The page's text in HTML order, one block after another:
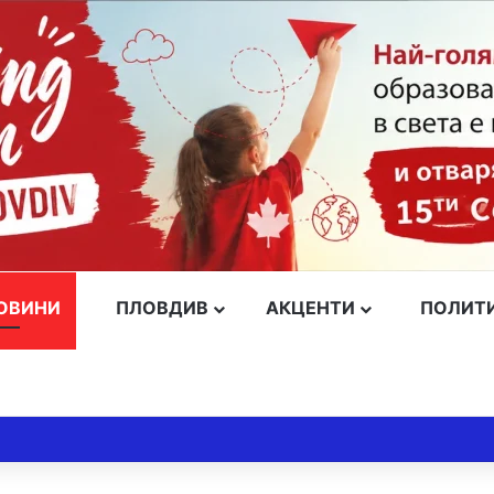
ПЛОВДИВ АКЦЕНТИ